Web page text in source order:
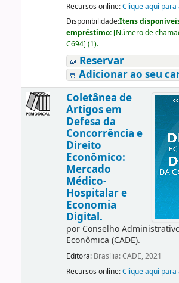
Recursos online:Clique aqui
Disponibilidade:Itens
empréstimo: [Número de
C694] (1).
Reservar
Adicionar ao seu
Coletânea de
Artigos em
Defesa da
Concorrência e
Direito
Econômico:
Mercado
Médico-
Hospitalar e
Economia
Digital.
por Conselho
Econômica (CADE).
Editora: Brasília: CADE, 2021
Recursos online:Clique aqui